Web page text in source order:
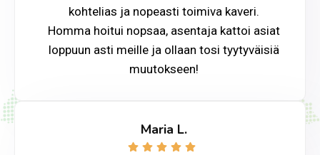
N
T
E
kohtelias ja nopeasti toimiva kaveri.
Homma hoitui nopsaa, asentaja kattoi asiat
loppuun asti meille ja ollaan tosi tyytyväisiä
muutokseen!
Maria L.